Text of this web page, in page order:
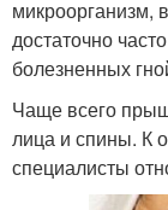
микроорганизм,
достаточно
болезненных
Чаще всего
лица и спины. К
специалисты